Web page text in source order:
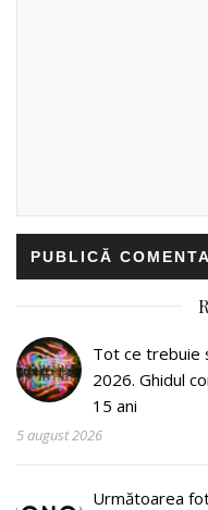
Tot ce trebuie
2026. Ghidul
15 ani
5 august 2026
Următoarea